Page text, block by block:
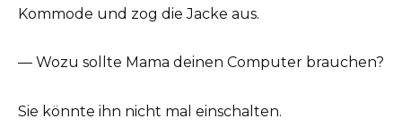
Kommode und zog die Jacke aus.
— Wozu sollte Mama deinen Computer brauchen?
Sie könnte ihn nicht mal einschalten.